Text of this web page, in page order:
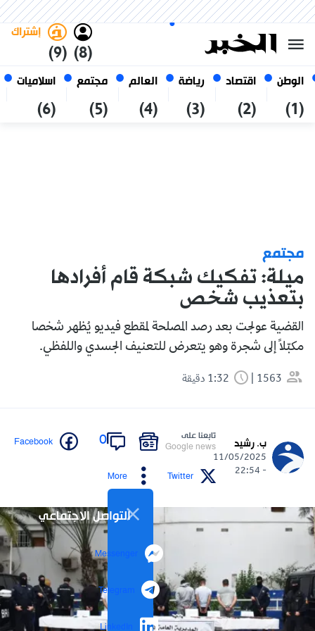
الوطن
(1)
اقتصاد
(2)
رياضة
(3)
العالم
(4)
مجتمع
(5)
اسلاميات
(6)
(8)
إشتراك
(9)
07 أغسطس 2026
الجزائر
مجتمع
ميلة: تفكيك شبكة قام أفرادها
بتعذيب شخص
القضية عولجت بعد رصد المصلحة لمقطع فيديو يُظهر شخصا
مكبّلاً إلى شجرة وهو يتعرض للتعنيف الجسدي واللفظي.
1563
ب. رشيد
11/05/2025
- 22:54
تابعنا على
Google news
0
Facebook
Twitter
More
التواصل الاجتماعي
Messenger
Telegram
LinkedIn